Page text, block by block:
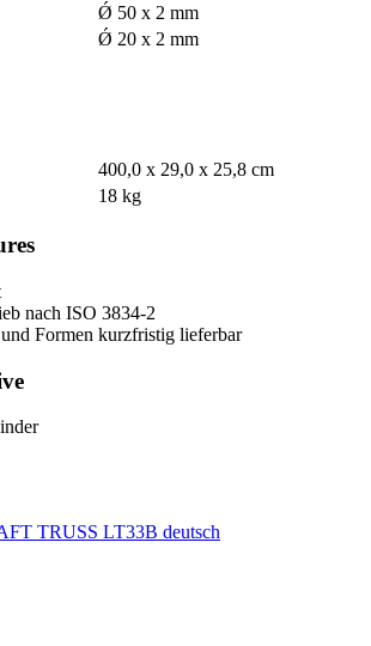
Ǿ 50 x 2 mm
Ǿ 20 x 2 mm
400,0 x 29,0 x 25,8 cm
18 kg
nach ISO 3834-2
Formen kurzfristig lieferbar
TRUSS LT33B deutsch